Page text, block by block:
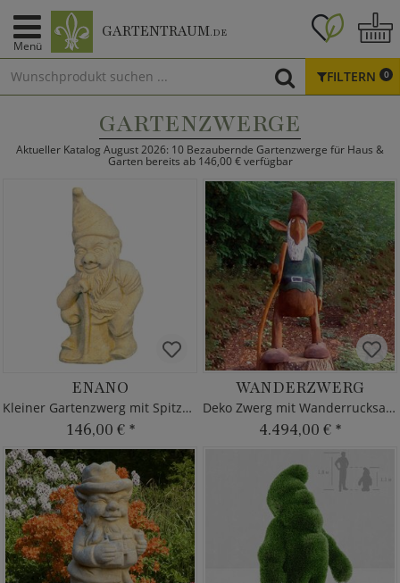
Menü
GARTENTRAUM.DE
FILTERN 0
GARTENZWERGE
Aktueller Katalog August 2026: 10 Bezaubernde Gartenzwerge für Haus &
Garten bereits ab 146,00 € verfügbar
ENANO
Kleiner Gartenzwerg mit Spitzhacke
146,00 € *
WANDERZWERG
Deko Zwerg mit Wanderrucksack
4.494,00 € *